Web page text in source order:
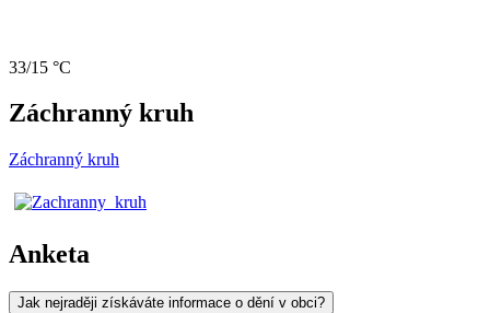
33/15 °C
Záchranný kruh
Záchranný kruh
Anketa
Jak nejraději získáváte informace o dění v obci?